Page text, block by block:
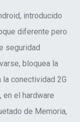
introducido
diferente pero
seguridad
bloquea la
conectividad 2G
en el hardware
de Memoria,